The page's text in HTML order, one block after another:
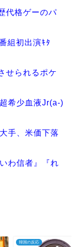
代格ゲーのパ
組初出演ｷﾀ
せられるポケ
希少血液Jr(a-)
手、米価下落
わ信者』『れ
韓国の反応